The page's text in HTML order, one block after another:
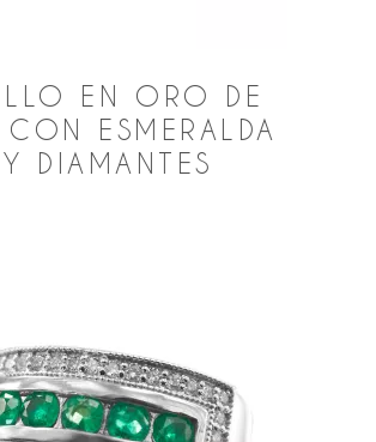
EN ORO DE
CON ESMERALDA
Y DIAMANTES